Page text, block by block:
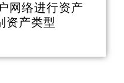
网络进行资产
资产类型